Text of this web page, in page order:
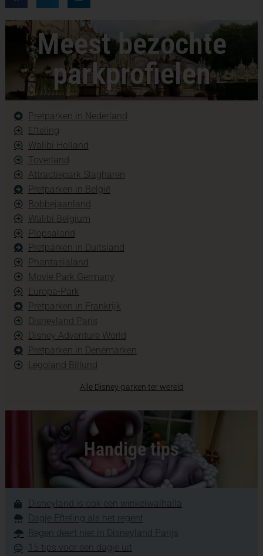
Meest bezochte
parkprofielen
Pretparken in Nederland
Efteling
Walibi Holland
Toverland
Attractiepark Slagharen
Pretparken in België
Bobbejaanland
Walibi Belgium
Plopsaland
Pretparken in Duitsland
Phantasialand
Movie Park Germany
Europa-Park
Pretparken in Frankrijk
Disneyland Paris
Disney Adventure World
Pretparken in Denemarken
Legoland Billund
Alle Disney-parken ter wereld
Handige tips
Disneyland is ook een winkelwalhalla
Dagje Efteling als het regent
Regen deert niet in Disneyland Parijs
15 tips voor een dagje uit